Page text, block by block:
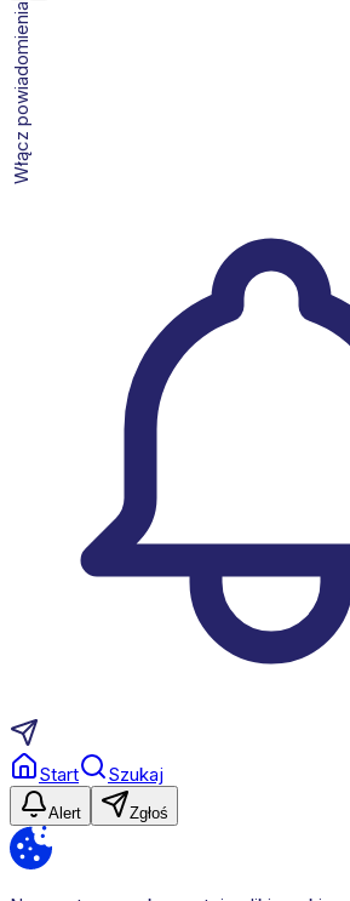
Włącz powiadomienia
Start Szukaj
Alert Zgłoś